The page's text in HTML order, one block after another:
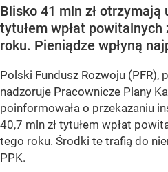
Blisko 41 mln zł otrzymają
tytułem wpłat
roku. Pieniądze wpłyną
Polski Fundusz Rozwoju (PFR),
nadzoruje Pracownicze Plany
poinformowała o przekazaniu
40,7 mln zł tytułem wpłat
tego roku. Środki te trafią do
PPK.